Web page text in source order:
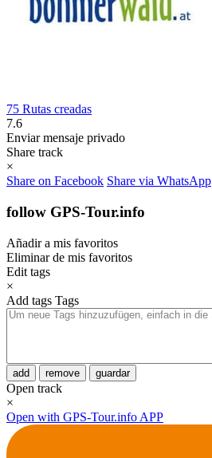
75 Rutas creadas
7.6
Enviar mensaje privado
Share track
×
Share on Facebook Share via WhatsApp
follow GPS-Tour.info
Añadir a mis favoritos
Eliminar de mis favoritos
Edit tags
×
Add tags Tags
add remove guardar
Open track
×
Open with GPS-Tour.info APP